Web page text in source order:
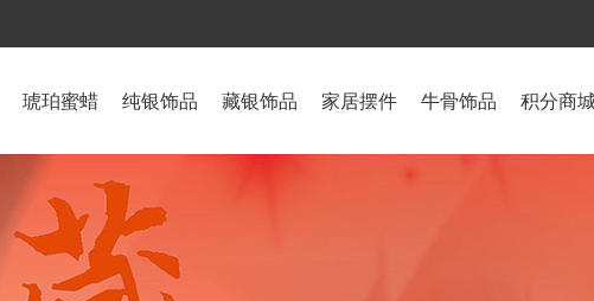
琥珀蜜蜡 纯银饰品 藏银饰品 家居摆件 牛骨饰品 积分商